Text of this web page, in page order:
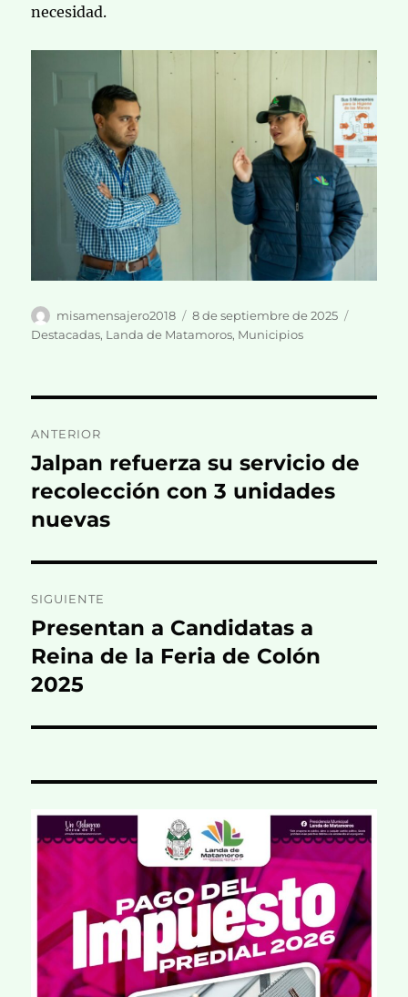
necesidad.
Autor
misamensajero2018
Publicado
el
8 de septiembre de 2025
Destacadas, Landa de Matamoros, Municipios
de
entradas
ANTERIOR
Entrada
anterior:
Jalpan refuerza su servicio de
recolección con 3 unidades
nuevas
SIGUIENTE
Entrada
siguiente:
Presentan a Candidatas a
Reina de la Feria de Colón
2025